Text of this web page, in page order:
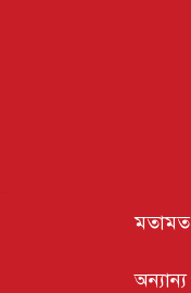
মতামত
অন্যান্য